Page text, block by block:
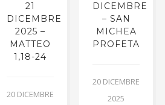
21
DICEMBRE
2025 –
MATTEO
1,18-24
20 DICEMBRE
DICEMBRE
– SAN
MICHEA
PROFETA
20 DICEMBRE
2025